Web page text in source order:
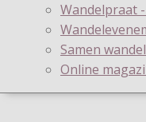
Wandelpraat
Samen
Online